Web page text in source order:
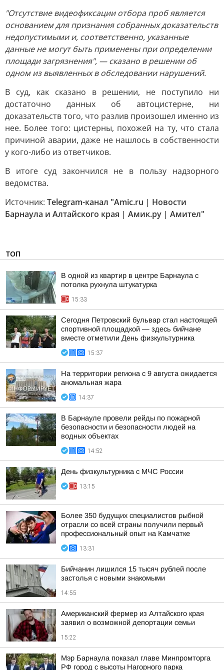
"Отсутствие видеофиксации отбора проб является
основанием для признания собранных доказательств
недопустимыми и, соответственно, указанные
данные не могут быть применены при определении
площади загрязнения", — сказано в решении об
одном из выявленных в обследовании нарушений.
В суд, как сказано в решении, не поступило ни
достаточно данных об автоцистерне, ни
доказательств того, что разлив произошел именно из
нее. Более того: цистерны, похожей на ту, что стала
причиной аварии, даже не нашлось в собственности
у кого-либо из ответчиков.
В итоге суд закончился не в пользу надзорного
ведомства.
Источник: Telegram-канал "Amic.ru | Новости
Барнаула и Алтайского края | Амик.ру | Амител"
ТОП
В одной из квартир в центре Барнаула с
потолка рухнула штукатурка
15:33
Сегодня Петровский бульвар стал настоящей
спортивной площадкой — здесь бийчане
вместе отметили День физкультурника
15:37
На территории региона с 9 августа ожидается
аномальная жара
14:37
В Барнауле провели рейды по пожарной
безопасности и безопасности людей на
водных объектах
14:52
День физкультурника с МЧС России
13:15
Более 350 будущих специалистов рыбной
отрасли со всей страны получили первый
профессиональный опыт на Камчатке
13:31
Бийчанин лишился 15 тысяч рублей после
застолья с новыми знакомыми
14:55
Американский фермер из Алтайского края
заявил о возможной депортации семьи
15:22
Мэр Барнаула показал главе Минпромторга
РФ город с высоты Нагорного парка